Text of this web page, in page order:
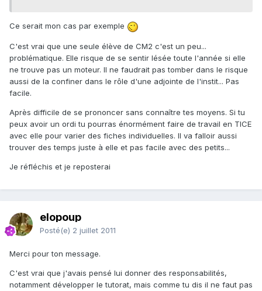
Ce serait mon cas par exemple
C'est vrai que une seule élève de CM2 c'est un peu...
problématique. Elle risque de se sentir lésée toute l'année si elle
ne trouve pas un moteur. Il ne faudrait pas tomber dans le risque
aussi de la confiner dans le rôle d'une adjointe de l'instit... Pas
facile.
Après difficile de se prononcer sans connaître tes moyens. Si tu
peux avoir un ordi tu pourras énormément faire de travail en TICE
avec elle pour varier des fiches individuelles. Il va falloir aussi
trouver des temps juste à elle et pas facile avec des petits...
Je réfléchis et je reposterai
elopoup
Posté(e) 2 juillet 2011
Merci pour ton message.
C'est vrai que j'avais pensé lui donner des responsabilités,
notamment développer le tutorat, mais comme tu dis il ne faut pas